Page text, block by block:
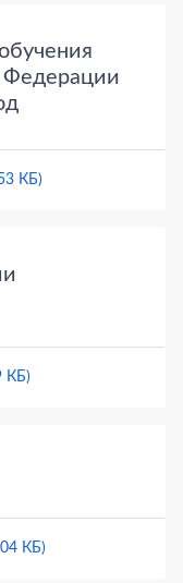
Федерации
КБ)
КБ)
КБ)